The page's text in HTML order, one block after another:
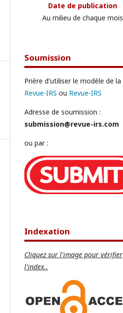
Date de publication
Au milieu de chaque mois
Soumission
Prière d'utiliser le modèle de la
Revue-IRS ou Revue-IRS
Adresse de soumission :
submission@revue-irs.com
ou par :
Indexation
Cliquez sur l'image pour vérifier
l'index..